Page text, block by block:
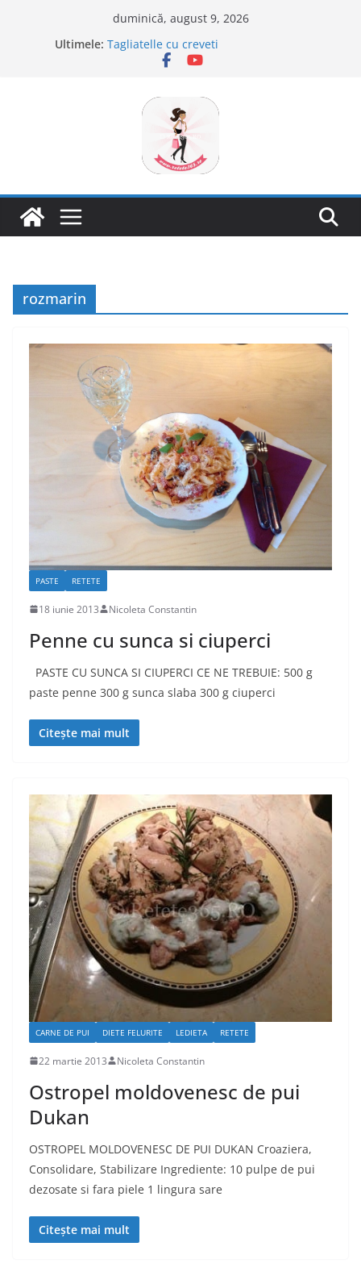
duminică, august 9, 2026
Ultimele: Tagliatelle cu creveti
Clafoutis cu cirese
Savarine
rozmarin
PASTE RETETE
18 iunie 2013 Nicoleta Constantin
Penne cu sunca si ciuperci
PASTE CU SUNCA SI CIUPERCI CE NE TREBUIE: 500 g
paste penne 300 g sunca slaba 300 g ciuperci
Citește mai mult
CARNE DE PUI DIETE FELURITE LEDIETA RETETE
22 martie 2013 Nicoleta Constantin
Ostropel moldovenesc de pui
Dukan
OSTROPEL MOLDOVENESC DE PUI DUKAN Croaziera,
Consolidare, Stabilizare Ingrediente: 10 pulpe de pui
dezosate si fara piele 1 lingura sare
Citește mai mult